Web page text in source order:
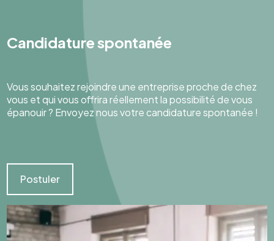
Candidature spontanée
Vous souhaitez rejoindre une entreprise proche de chez
vous et qui vous offrira réellement la possibilité de vous
épanouir ? Envoyez nous votre candidature spontanée !
Postuler